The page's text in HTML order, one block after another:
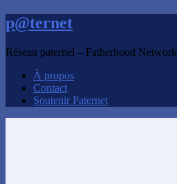
p@ternet
Réseau paternel – Fatherhood Network
À propos
Contact
Soutenir Paternet